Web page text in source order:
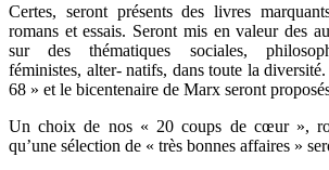
Certes, seront présents des livres
romans et essais. Seront mis en valeur des
sur des thématiques sociales,
féministes, alter- natifs, dans toute la
68 » et le bicentenaire de Marx seront
Un choix de nos « 20 coups de cœur »,
qu’une sélection de « très bonnes affaires »